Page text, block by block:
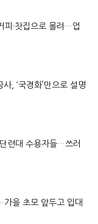
피·찻집으로 몰려…업
, ‘국경화’만으로 설명
련대 수용자들…쓰러
을 초모 앞두고 입대